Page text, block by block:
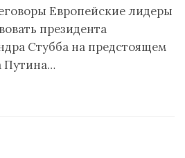
Европейские лидеры
президента
Стубба на предстоящем
Путина…